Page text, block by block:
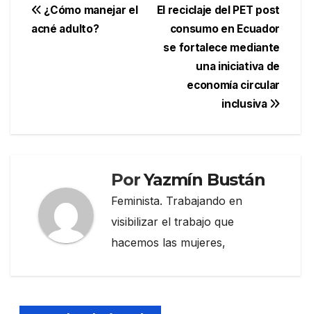
Navegación
El reciclaje del PET post
consumo en Ecuador
se fortalece mediante
una iniciativa de
economía circular
inclusiva
¿Cómo manejar el
acné adulto?
PorYazmín Bustán
Feminista. Trabajando en
visibilizar el trabajo que
hacemos las mujeres,